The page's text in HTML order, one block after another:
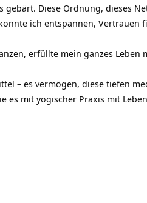
Diese Ordnung, dieses
ich entspannen, Vertrauen
erfüllte mein ganzes Leben
– es vermögen, diese tiefen
es mit yogischer Praxis mit